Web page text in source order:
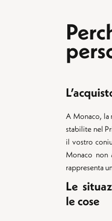
A Monaco, la
stabilite nel
il vostro
Monaco non
rappresenta
Le
le cose